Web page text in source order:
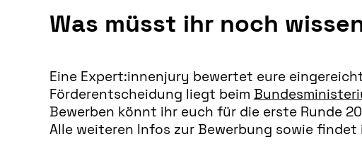
Was müsst ihr noch
Eine Expert:innenjury bewertet eure
Förderentscheidung liegt beim
Bewerben könnt ihr euch für die erste Runde
Alle weiteren Infos zur Bewerbung sowie